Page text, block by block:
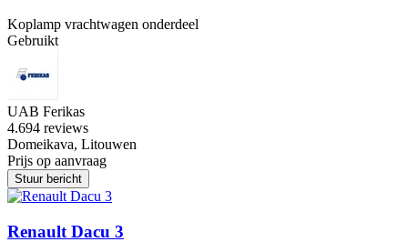
Koplamp vrachtwagen onderdeel
Gebruikt
UAB Ferikas
4.694 reviews
Domeikava, Litouwen
Prijs op aanvraag
Stuur bericht
Renault Dacu 3